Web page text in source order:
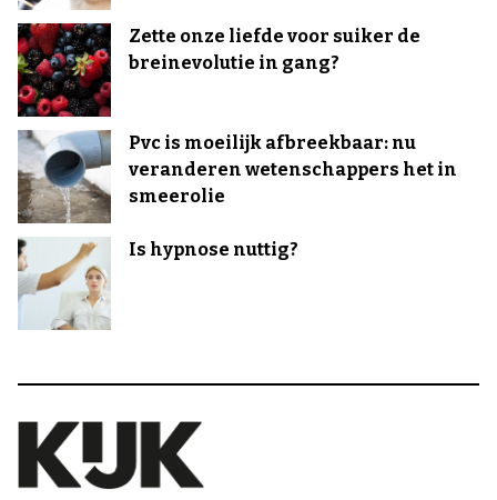
Zette onze liefde voor suiker de
breinevolutie in gang?
Pvc is moeilijk afbreekbaar: nu
veranderen wetenschappers het in
smeerolie
Is hypnose nuttig?